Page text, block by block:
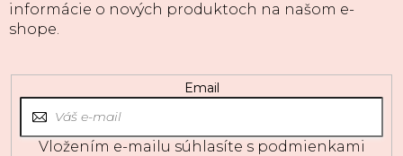
informácie o nových produktoch na našom e-
shope.
Email
Vložením e-mailu súhlasíte s podmienkami